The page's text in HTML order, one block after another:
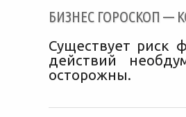
БИЗНЕС ГОРОСКОП —
Существует риск
действий
осторожны.